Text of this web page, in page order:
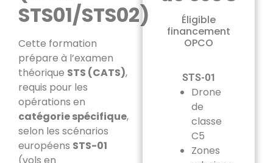
STS01/STS02)
Cette formation
prépare à l’examen
théorique STS (CATS),
requis pour les
opérations en
catégorie spécifique,
selon les scénarios
européens STS-01
Éligible
financement
OPCO
STS-01
Drone
de
classe
C5
Zones